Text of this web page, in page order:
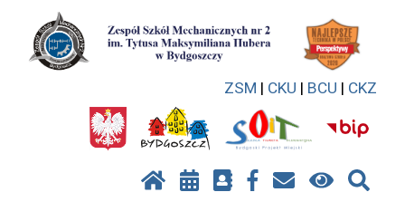
ZSM | CKU | BCU | CKZ